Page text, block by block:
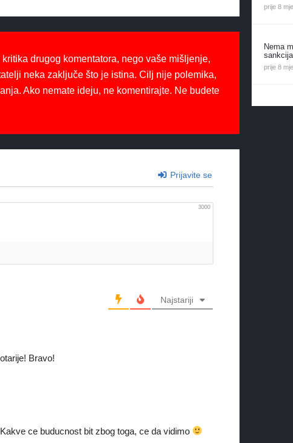
drugog komentatora, nego vaše mišljenje,
neka zaključe što je istina. Cilj nije polemika,
Ako nemate ideju, ne komentirajte. Ne budete
Prijavite se
3000
Najstariji
Bravo!
ce buducnost bit zbog toga, ce da vidimo
prije 8
Nema
prije 8